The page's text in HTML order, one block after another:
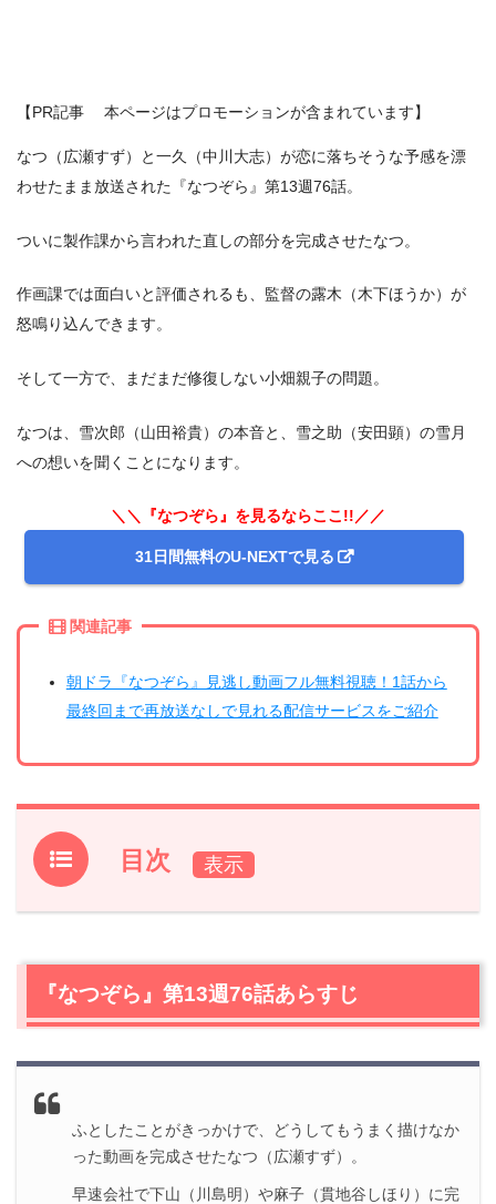
【PR記事 本ページはプロモーションが含まれています】
なつ（広瀬すず）と一久（中川大志）が恋に落ちそうな予感を漂
わせたまま放送された『なつぞら』第13週76話。
ついに製作課から言われた直しの部分を完成させたなつ。
作画課では面白いと評価されるも、監督の露木（木下ほうか）が
怒鳴り込んできます。
そして一方で、まだまだ修復しない小畑親子の問題。
なつは、雪次郎（山田裕貴）の本音と、雪之助（安田顕）の雪月
への想いを聞くことになります。
＼＼『なつぞら』を見るならここ!!／／
31日間無料のU-NEXTで見る
関連記事
朝ドラ『なつぞら』見逃し動画フル無料視聴！1話から
最終回まで再放送なしで見れる配信サービスをご紹介
目次
1.『なつぞら』第13週76話あらすじ
2.1そうだ！なつ（広瀬すず）は鈍感であった！
2.2やってみなくてはわからない！
2.4
3. 『なつぞら』第13週76話まとめ
『なつぞら』第13週76話あらすじ
ふとしたことがきっかけで、どうしてもうまく描けなか
った動画を完成させたなつ（広瀬すず）。
早速会社で下山（川島明）や麻子（貫地谷しほり）に完